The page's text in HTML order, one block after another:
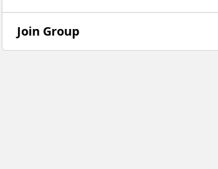
Join Group